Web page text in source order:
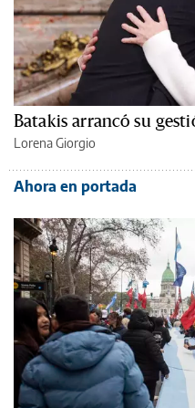
Batakis arrancó su
Lorena Giorgio
Ahora en portada